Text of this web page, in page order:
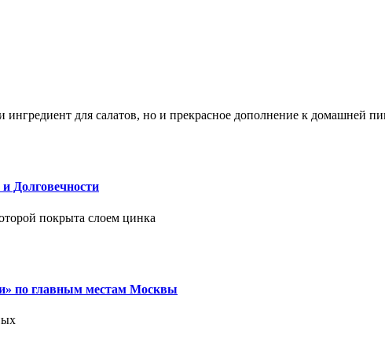
для салатов, но и прекрасное дополнение к домашней
Долговечности
покрыта слоем цинка
по главным местам Москвы